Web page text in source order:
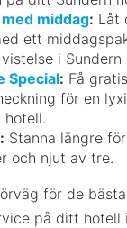
middag: Låt
ett
i
Special: Få
för en
hotell.
: Stanna längre
och njut av tre.
för de
på ditt hotell